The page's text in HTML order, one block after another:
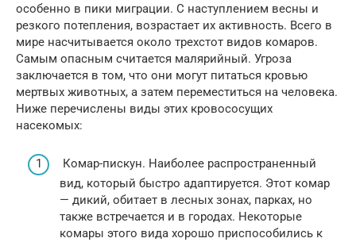
особенно в пики миграции. С наступлением весны и
резкого потепления, возрастает их активность. Всего в
мире насчитывается около трехстот видов комаров.
Самым опасным считается малярийный. Угроза
заключается в том, что они могут питаться кровью
мертвых животных, а затем переместиться на человека.
Ниже перечислены виды этих кровососущих
насекомых:
Комар-пискун. Наиболее распространенный
вид, который быстро адаптируется. Этот комар
— дикий, обитает в лесных зонах, парках, но
также встречается и в городах. Некоторые
комары этого вида хорошо приспособились к